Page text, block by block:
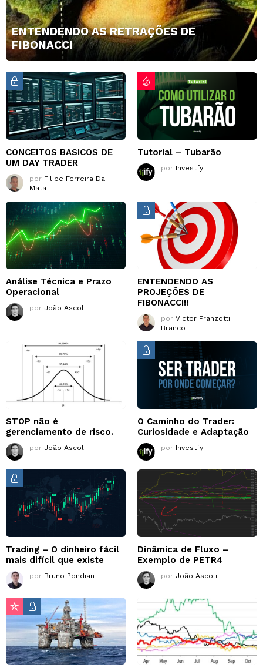
ENTENDENDO AS RETRAÇÕES DE
FIBONACCI
CONCEITOS BASICOS DE
UM DAY TRADER
por Filipe Ferreira Da
Mata
Tutorial – Tubarão
por Investfy
Análise Técnica e Prazo
Operacional
por João Ascoli
ENTENDENDO AS
PROJEÇÕES DE
FIBONACCI!!
por Victor Franzotti
Branco
STOP não é
gerenciamento de risco.
por João Ascoli
O Caminho do Trader:
Curiosidade e Adaptação
por Investfy
Trading – O dinheiro fácil
mais difícil que existe
por Bruno Pondian
Dinâmica de Fluxo –
Exemplo de PETR4
por João Ascoli